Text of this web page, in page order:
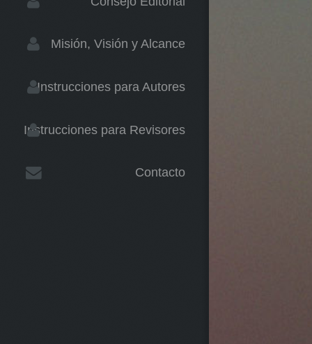
Misión, Visión y Alcance
Instrucciones para Autores
Instrucciones para Revisores
Contacto